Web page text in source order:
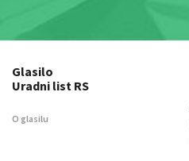
Glasilo
Uradni list RS
O glasilu